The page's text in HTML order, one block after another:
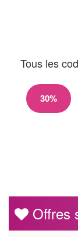
Tous les
30%
Offres